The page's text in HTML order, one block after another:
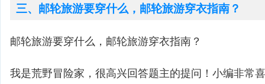
三、邮轮旅游要穿什么，邮轮旅游穿衣指南？
邮轮旅游要穿什么，邮轮旅游穿衣指南？
我是荒野冒险家，很高兴回答题主的提问！小编非常